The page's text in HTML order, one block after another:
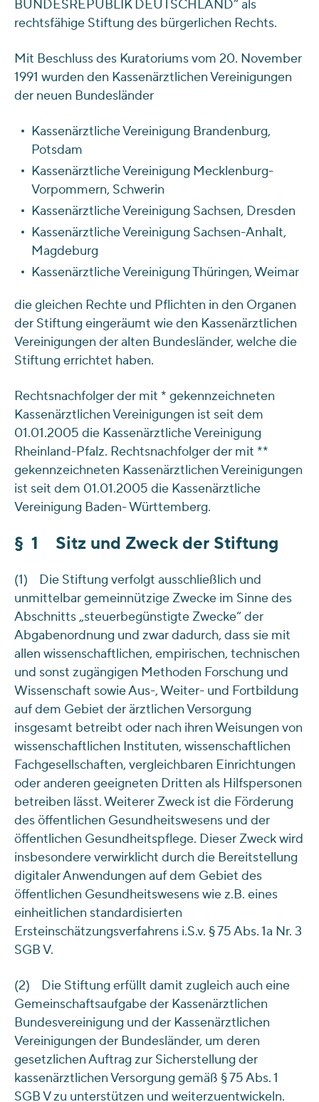
BUNDESREPUBLIK DEUTSCHLAND“ als
rechtsfähige Stiftung des bürgerlichen Rechts.
Mit Beschluss des Kuratoriums vom 20. November
1991 wurden den Kassenärztlichen Vereinigungen
der neuen Bundesländer
Kassenärztliche Vereinigung Brandenburg,
Potsdam
Kassenärztliche Vereinigung Mecklenburg-
Vorpommern, Schwerin
Kassenärztliche Vereinigung Sachsen, Dresden
Kassenärztliche Vereinigung Sachsen-Anhalt,
Magdeburg
Kassenärztliche Vereinigung Thüringen, Weimar
die gleichen Rechte und Pflichten in den Organen
der Stiftung eingeräumt wie den Kassenärztlichen
Vereinigungen der alten Bundesländer, welche die
Stiftung errichtet haben.
Rechtsnachfolger der mit * gekennzeichneten
Kassenärztlichen Vereinigungen ist seit dem
01.01.2005 die Kassenärztliche Vereinigung
Rheinland-Pfalz. Rechtsnachfolger der mit **
gekennzeichneten Kassenärztlichen Vereinigungen
ist seit dem 01.01.2005 die Kassenärztliche
Vereinigung Baden- Württemberg.
§ 1 Sitz und Zweck der Stiftung
(1) Die Stiftung verfolgt ausschließlich und
unmittelbar gemeinnützige Zwecke im Sinne des
Abschnitts „steuerbegünstigte Zwecke“ der
Abgabenordnung und zwar dadurch, dass sie mit
allen wissenschaftlichen, empirischen, technischen
und sonst zugängigen Methoden Forschung und
Wissenschaft sowie Aus-, Weiter- und Fortbildung
auf dem Gebiet der ärztlichen Versorgung
insgesamt betreibt oder nach ihren Weisungen von
wissenschaftlichen Instituten, wissenschaftlichen
Fachgesellschaften, vergleichbaren Einrichtungen
oder anderen geeigneten Dritten als Hilfspersonen
betreiben lässt. Weiterer Zweck ist die Förderung
des öffentlichen Gesundheitswesens und der
öffentlichen Gesundheitspflege. Dieser Zweck wird
insbesondere verwirklicht durch die Bereitstellung
digitaler Anwendungen auf dem Gebiet des
öffentlichen Gesundheitswesens wie z.B. eines
einheitlichen standardisierten
Ersteinschätzungsverfahrens i.S.v. § 75 Abs. 1a Nr. 3
SGB V.
(2) Die Stiftung erfüllt damit zugleich auch eine
Gemeinschaftsaufgabe der Kassenärztlichen
Bundesvereinigung und der Kassenärztlichen
Vereinigungen der Bundesländer, um deren
gesetzlichen Auftrag zur Sicherstellung der
kassenärztlichen Versorgung gemäß § 75 Abs. 1
SGB V zu unterstützen und weiterzuentwickeln.